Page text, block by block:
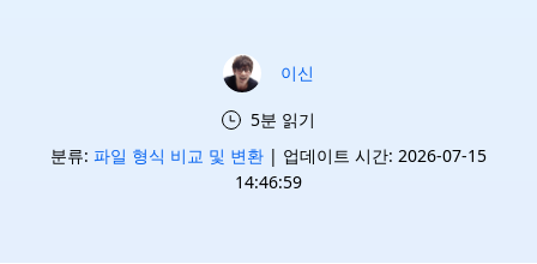
이신
5분 읽기
분류: 파일 형식 비교 및 변환 | 업데이트 시간: 2026-07-15
14:46:59